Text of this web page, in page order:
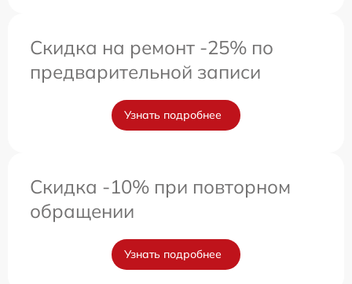
Скидка на ремонт -25% по
предварительной записи
Узнать подробнее
Скидка -10% при повторном
обращении
Узнать подробнее